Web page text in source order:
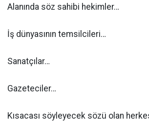
Alanında söz sahibi hekimler…
İş dünyasının temsilcileri…
Sanatçılar…
Gazeteciler…
Kısacası söyleyecek sözü olan